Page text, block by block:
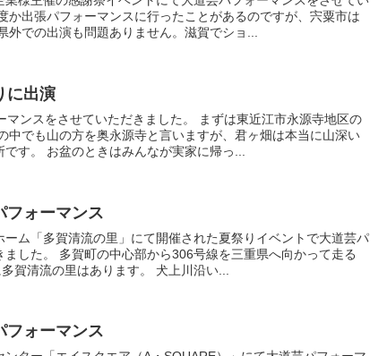
か出張パフォーマンスに行ったことがあるのですが、宍粟市は
外での出演も問題ありません。滋賀でショ...
に出演
マンスをさせていただきました。 まずは東近江市永源寺地区の
中でも山の方を奥永源寺と言いますが、君ヶ畑は本当に山深い
す。 お盆のときはみんなが実家に帰っ...
フォーマンス
ム「多賀清流の里」にて開催された夏祭りイベントで大道芸パ
した。 多賀町の中心部から306号線を三重県へ向かって走る
賀清流の里はあります。 犬上川沿い...
フォーマンス